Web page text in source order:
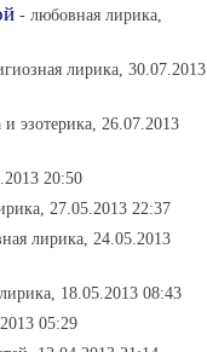
- любовная лирика,
лирика, 30.07.2013
эзотерика, 26.07.2013
20:50
27.05.2013 22:37
лирика, 24.05.2013
18.05.2013 08:43
05:29